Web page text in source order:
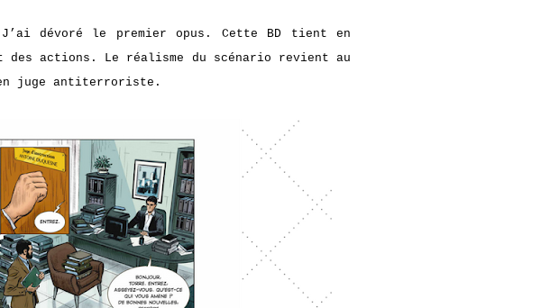
dévoré le premier opus. Cette BD tient en
des actions.
Le réalisme du scénario revient au
juge antiterroriste.